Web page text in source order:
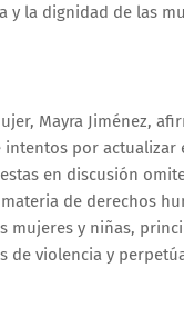
y la dignidad de las
Mayra Jiménez,
intentos por actualizar
en discusión
de derechos
mujeres y niñas,
de violencia y